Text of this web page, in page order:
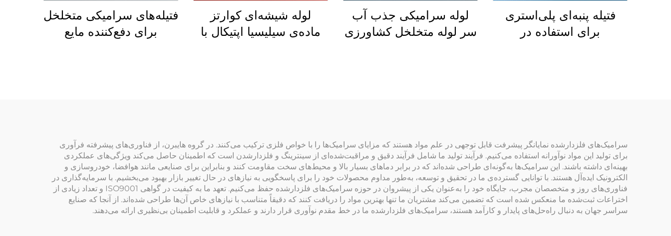
فتیله پنبه‌ای پلی‌استری
برای استفاده در
لوله سرامیکی جذب آب
سر لوله متخلخل کشاورزی
لوله شیشه‌ای کوارتز
ماده‌ی سیلیسیا اپتیکال با
فتیله‌های سرامیکی متخلخل
برای دفع‌کننده مایع
سرامیک‌های فلزدارشده نمایانگر پیشرفت قابل توجهی در علم مواد هستند که مزایای سرامیک‌ها را با خواص فلزی ترکیب می‌کنند. در گروه هایبرن، از فناوری‌های پیشرفته فرآوری
برای تولید این مواد نوآورانه استفاده می‌کنیم. فرآیند تولید ما شامل فرآیند دقیق و مراقبت‌شده‌ای از سینترینگ و فلزدارشدن است که اطمینان حاصل می‌کند ویژگی‌های عملکردی
بهینه‌ای داشته باشند. این سرامیک‌ها به‌گونه‌ای طراحی شده‌اند که در برابر دماهای بسیار بالا و محیط‌های سخت مقاومت کنند و بنابراین برای صنایعی مانند هوافضا، خودروسازی و
الکترونیک ایده‌آل هستند. با توانایی گسترده‌ی ما در تحقیق و توسعه، به‌طور مداوم محصولات خود را برای پاسخگویی به نیازهای در حال تغییر بازار بهبود می‌بخشیم. با سرمایه‌گذاری در
فناوری‌های روز و متخصصان مجرب، جایگاه خود را به‌عنوان یکی از پیشروان در حوزه سرامیک‌های فلزدارشده حفظ می‌کنیم. تعهد ما به کیفیت در گواهی ISO9001 و تعداد زیادی از
اختراعات ثبت‌شده ما منعکس شده است که تضمین می‌کند مشتریان ما تنها بهترین مواد را دریافت کنند که دقیقاً متناسب با نیازهای خاص آن‌ها طراحی شده‌اند. از آنجا که صنایع
سراسر جهان به دنبال راه‌حل‌های پایدار و کارآمد هستند، سرامیک‌های فلزدارشده ما در خط مقدم نوآوری قرار دارند و عملکرد و قابلیت اطمینان بی‌نظیری ارائه می‌دهند.